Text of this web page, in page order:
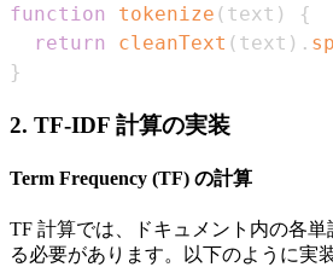
function tokenize ( text )
{
return
cleanText ( text ) .
}
2. TF-IDF 計算の実装
Term Frequency (TF) の計算
TF 計算では、ドキュメント内の各
る必要があります。以下のように実